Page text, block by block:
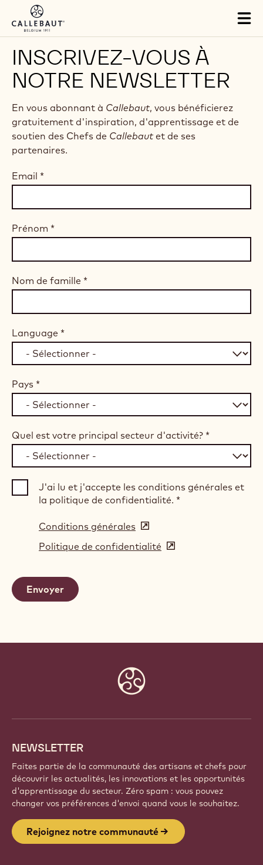
Skip to main content
INSCRIVEZ-VOUS À
NOTRE NEWSLETTER
En vous abonnant à Callebaut, vous bénéficierez
gratuitement d'inspiration, d'apprentissage et de
soutien des Chefs de Callebaut et de ses
partenaires.
Email *
Prénom *
Nom de famille *
Language *
Pays *
Quel est votre principal secteur d'activité? *
J'ai lu et j'accepte les conditions générales et
la politique de confidentialité. *
Conditions générales (opens
in
a
Politique de confidentialité (opens
NEWSLETTER
Faites partie de la communauté des artisans et chefs pour
découvrir les actualités, les innovations et les opportunités
d'apprentissage du secteur. Zéro spam : vous pouvez
changer vos préférences d'envoi quand vous le souhaitez.
Rejoignez notre communauté